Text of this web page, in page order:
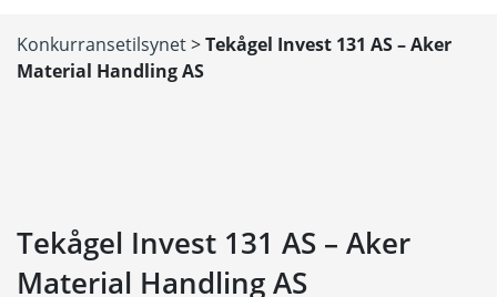
Konkurransetilsynet>Tekågel Invest 131 AS – Aker
Material Handling AS
Tekågel Invest 131 AS – Aker
Material Handling AS